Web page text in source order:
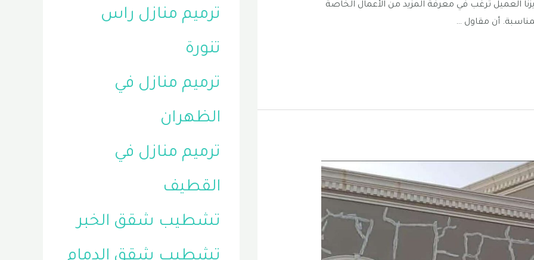
العميل ترغب في معرفة المزيد من الأعمال الخاصة
أن مقاول …
ترميم منازل راس
تنورة
ترميم منازل في
الظهران
ترميم منازل في
القطيف
تشطيب شقق الخبر